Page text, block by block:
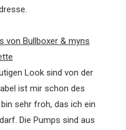
von Bullboxer & myns
Look sind von der
ist mir schon des
sehr froh, das ich ein
Die Pumps sind aus